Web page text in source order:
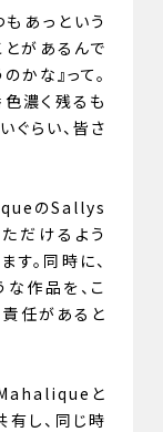
あっという
があるんで
かな』って。
濃く残るも
ぐらい、皆さ
のSallys
だけるよう
す。同時に、
作品を、こ
任があると
と
し、同じ時